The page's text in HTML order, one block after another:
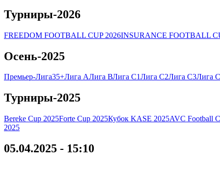
Турниры-2026
FREEDOM FOOTBALL CUP 2026INSURANCE FOOTBALL
Осень-2025
Премьер-Лига35+Лига АЛига ВЛига C1Лига C2Лига C3Лига
Турниры-2025
Bereke Cup 2025Forte Cup 2025Кубок KASE 2025AVC Football
2025
05.04.2025 - 15:10